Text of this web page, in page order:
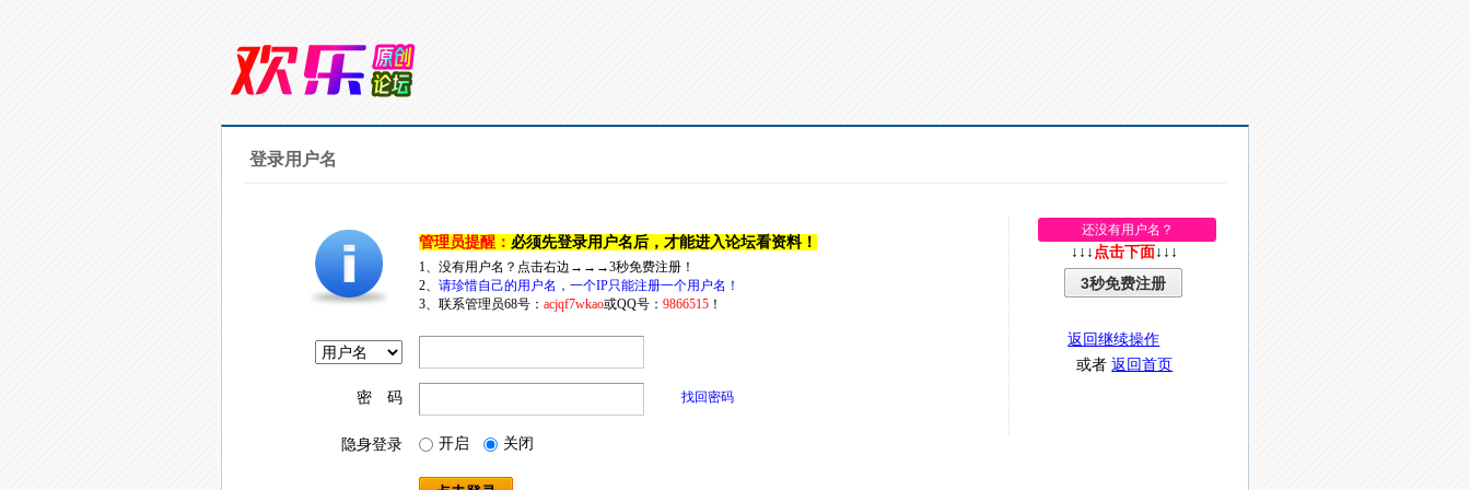
登录用户名
管理员提醒： 必须先登录用户名后，才能进入论坛看资料！
1、没有用户名？点击右边→→→3秒免费注册！
2、 请珍惜自己的用户名，一个IP只能注册一个用户名！
3、联系管理员68号： acjqf7wkao或QQ号： 9866515！
密 码 找回密码
隐身登录 开启 关闭
还没有用户名？
↓↓↓ 点击下面 ↓↓↓
3秒免费注册
返回继续操作
或者返回首页